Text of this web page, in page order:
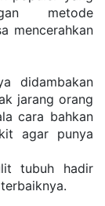
metode
mencerahkan
didambakan
jarang orang
cara bahkan
agar punya
tubuh hadir
terbaiknya.